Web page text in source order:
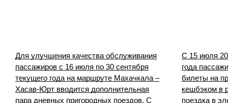
Для улучшения качества обслуживания
пассажиров с 16 июля по 30 сентября
текущего года на маршруте Махачкала –
Хасав-Юрт вводится дополнительная
пара дневных пригородных поездов. С
С 15 июля
года
билеты на
кешбэком в
поездка в